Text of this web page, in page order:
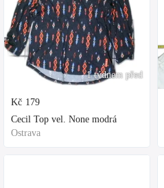
1 týdnem před
Kč 179
Cecil Top vel. None modrá
Ostrava